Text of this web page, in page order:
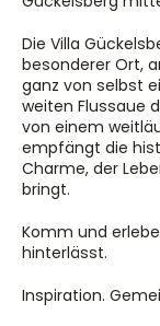
Die Villa
besonderer Ort,
ganz von selbst
weiten Flussaue
von einem
empfängt die
Charme, der
bringt.
Komm und
hinterlässt.
Inspiration.